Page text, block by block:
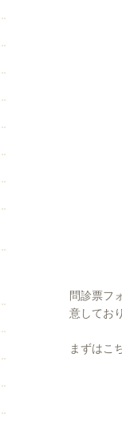
問診票フ
意してお
まずはこ